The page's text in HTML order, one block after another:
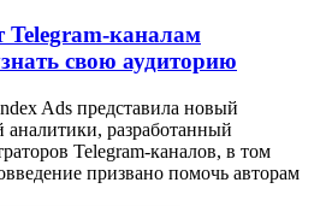
Telegram-каналам
свою аудиторию
Ads представила новый
разработанный
Telegram-каналов, в том
призвано помочь авторам